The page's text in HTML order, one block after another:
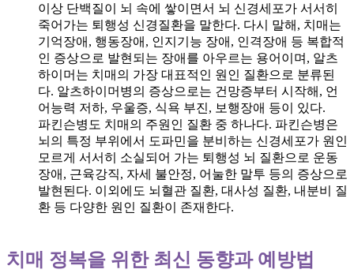
이상 단백질이 뇌 속에 쌓이면서 뇌 신경세포가 서서히
죽어가는 퇴행성 신경질환을 말한다. 다시 말해, 치매는
기억장애, 행동장애, 인지기능 장애, 인격장애 등 복합적
인 증상으로 발현되는 장애를 아우르는 용어이며, 알츠
하이머는 치매의 가장 대표적인 원인 질환으로 분류된
다. 알츠하이머병의 증상으로는 건망증부터 시작해, 언
어능력 저하, 우울증, 식욕 부진, 보행장애 등이 있다.
파킨슨병도 치매의 주원인 질환 중 하나다. 파킨슨병은
뇌의 특정 부위에서 도파민을 분비하는 신경세포가 원인
모르게 서서히 소실되어 가는 퇴행성 뇌 질환으로 운동
장애, 근육강직, 자세 불안정, 어눌한 말투 등의 증상으로
발현된다. 이외에도 뇌혈관 질환, 대사성 질환, 내분비 질
환 등 다양한 원인 질환이 존재한다.
치매 정복을 위한 최신 동향과 예방법